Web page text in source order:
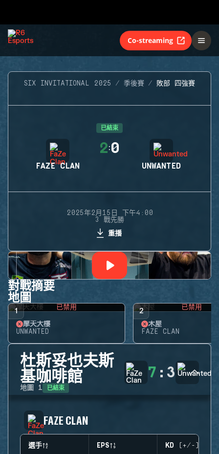
Co-streaming
SIX INVITATIONAL 2025 季後賽 敗部 四強賽
已結束
FAZE CLAN
2:0
UNWANTED
2025年2月15日 下午4:00
3 戰先勝
重播
對戰摘要
地圖
1 已禁用
摩天大樓
UNWANTED
2 已禁用
木屋
FAZE CLAN
杜斯妥也夫斯
基咖啡館
地圖 1 已結束
7 : 3
FAZE CLAN
選手 EPS KD (+/-)